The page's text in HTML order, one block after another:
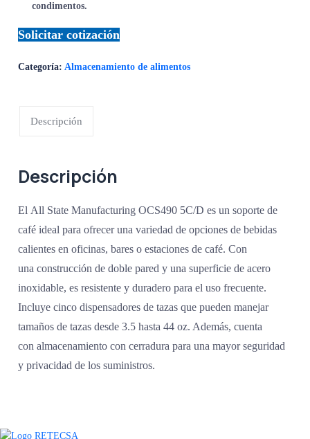
condimentos.
Solicitar cotización
Categoría:Almacenamiento de alimentos
Descripción
Descripción
El All State Manufacturing OCS490 5C/D es un soporte de
café ideal para ofrecer una variedad de opciones de bebidas
calientes en oficinas, bares o estaciones de café. Con
una construcción de doble pared y una superficie de acero
inoxidable, es resistente y duradero para el uso frecuente.
Incluye cinco dispensadores de tazas que pueden manejar
tamaños de tazas desde 3.5 hasta 44 oz. Además, cuenta
con almacenamiento con cerradura para una mayor seguridad
y privacidad de los suministros.